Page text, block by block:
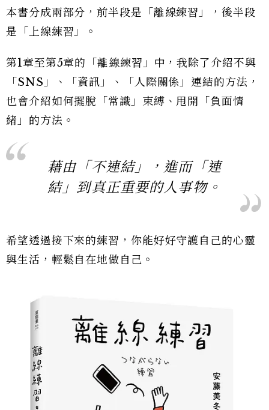
本書分成兩部分，前半段是「離線練習」，後半段
是「上線練習」。
第1章至第5章的「離線練習」中，我除了介紹不與
「SNS」、「資訊」、「人際關係」連結的方法，
也會介紹如何擺脫「常識」束縛、甩開「負面情
緒」的方法。
藉由「不連結」，進而「連
結」到真正重要的人事物。
希望透過接下來的練習，你能好好守護自己的心靈
與生活，輕鬆自在地做自己。